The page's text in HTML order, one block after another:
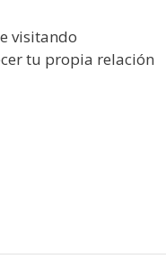
visitando
tu propia relación